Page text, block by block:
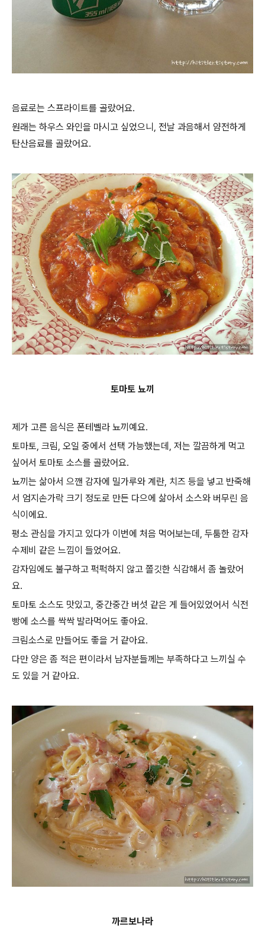
음료로는 스프라이트를 골랐어요.
원래는 하우스 와인을 마시고 싶었으니, 전날 과음해서 얌전하게
탄산음료를 골랐어요.
토마토 뇨끼
제가 고른 음식은 폰테벨라 뇨끼예요.
토마토, 크림, 오일 중에서 선택 가능했는데, 저는 깔끔하게 먹고
싶어서 토마토 소스를 골랐어요.
뇨끼는 삶아서 으깬 감자에 밀가루와 계란, 치즈 등을 넣고 반죽해
서 엄지손가락 크기 정도로 만든 다으에 삶아서 소스와 버무린 음
식이에요.
평소 관심을 가지고 있다가 이번에 처음 먹어보는데, 두툼한 감자
수제비 같은 느낌이 들었어요.
감자임에도 불구하고 퍽퍽하지 않고 쫄깃한 식감해서 좀 놀랐어
요.
토마토 소스도 맛있고, 중간중간 버섯 같은 게 들어있었어서 식전
빵에 소스를 싹싹 발라먹어도 좋아요.
크림소스로 만들어도 좋을 거 같아요.
다만 양은 좀 적은 편이라서 남자분들께는 부족하다고 느끼실 수
도 있을 거 같아요.
까르보나라